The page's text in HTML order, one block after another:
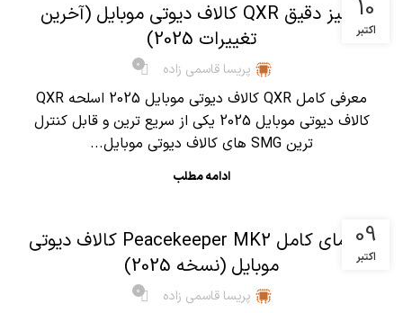
10
اکتبر
آنالیز دقیق QXR کالاف دیوتی موبایل (آخرین
تغییرات 2025)
پریسا قاسمی زاده 0
معرفی کامل QXR کالاف دیوتی موبایل 2025 اسلحه QXR
کالاف دیوتی موبایل 2025 یکی از سریع ترین و قابل کنترل
ترین SMG های کالاف دیوتی موبایل...
ادامه مطلب
09
اکتبر
راهنمای کامل Peacekeeper MK2 کالاف دیوتی
موبایل (نسخه 2025)
پریسا قاسمی زاده 0